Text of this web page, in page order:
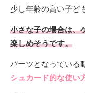
少し年齢の高い子ど
小さな子の場合は、
楽しめそうです。
パーツとなっている
シュカード的な使い